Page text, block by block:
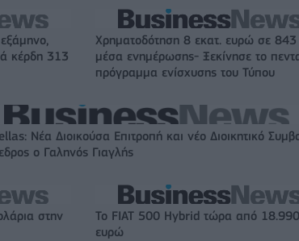
κέρδη 313
Χρηματοδότηση 8 εκατ. ευρώ σε 843
μέσα ενημέρωσης- Ξεκίνησε το
πρόγραμμα ενίσχυσης του Τύπου
Νέα Διοικούσα Επιτροπή και νέο Διοικητικό
ο Γαληνός Γιαγλής
στην
Το FIAT 500 Hybrid τώρα από 18.990
ευρώ